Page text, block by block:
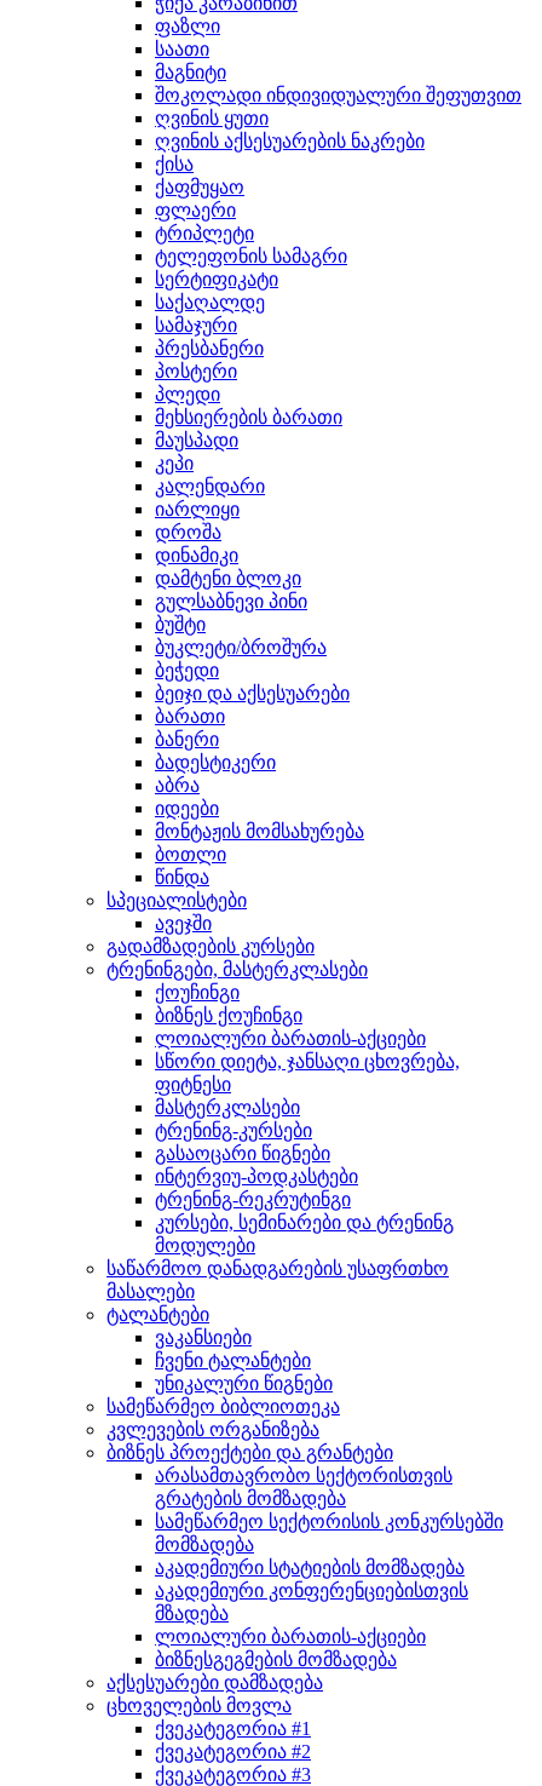
ფაზლი
საათი
მაგნიტი
შოკოლადი ინდივიდუალური შეფუთვით
ღვინის ყუთი
ღვინის აქსესუარების ნაკრები
ქისა
ქაფმუყაო
ფლაერი
ტრიპლეტი
ტელეფონის სამაგრი
სერტიფიკატი
საქაღალდე
სამაჯური
პრესბანერი
პოსტერი
პლედი
მეხსიერების ბარათი
მაუსპადი
კეპი
კალენდარი
იარლიყი
დროშა
დინამიკი
დამტენი ბლოკი
გულსაბნევი პინი
ბუშტი
ბუკლეტი/ბროშურა
ბეჭედი
ბეიჯი და აქსესუარები
ბარათი
ბანერი
ბადესტიკერი
აბრა
იდეები
მონტაჟის მომსახურება
ბოთლი
წინდა
სპეციალისტები
ავეჯში
გადამზადების კურსები
ტრენინგები, მასტერკლასები
ქოუჩინგი
ბიზნეს ქოუჩინგი
ლოიალური ბარათის-აქციები
სწორი დიეტა, ჯანსაღი ცხოვრება,
ფიტნესი
მასტერკლასები
ტრენინგ-კურსები
გასაოცარი წიგნები
ინტერვიუ-პოდკასტები
ტრენინგ-რეკრუტინგი
კურსები, სემინარები და ტრენინგ
მოდულები
საწარმოო დანადგარების უსაფრთხო
მასალები
ტალანტები
ვაკანსიები
ჩვენი ტალანტები
უნიკალური წიგნები
სამეწარმეო ბიბლიოთეკა
კვლევების ორგანიზება
ბიზნეს პროექტები და გრანტები
არასამთავრობო სექტორისთვის
გრატების მომზადება
სამეწარმეო სექტორისის კონკურსებში
მომზადება
აკადემიური სტატიების მომზადება
აკადემიური კონფერენციებისთვის
მზადება
ლოიალური ბარათის-აქციები
ბიზნესგეგმების მომზადება
აქსესუარები დამზადება
ცხოველების მოვლა
ქვეკატეგორია #1
ქვეკატეგორია #2
ქვეკატეგორია #3